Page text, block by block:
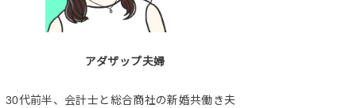
アダザップ夫婦
30代前半、会計士と総合商社の新婚共働き夫